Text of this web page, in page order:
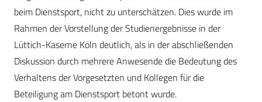
beim Dienstsport, nicht zu unterschätzen. Dies wurde im
Rahmen der Vorstellung der Studienergebnisse in der
Lüttich-Kaserne Köln deutlich, als in der abschließenden
Diskussion durch mehrere Anwesende die Bedeutung des
Verhaltens der Vorgesetzten und Kollegen für die
Beteiligung am Dienstsport betont wurde.